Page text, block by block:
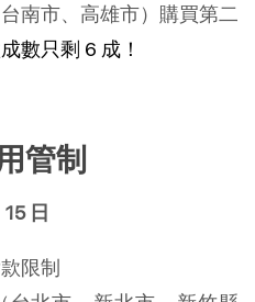
南市、高雄市）購買第二
數只剩 6 成！
管制
日
限制